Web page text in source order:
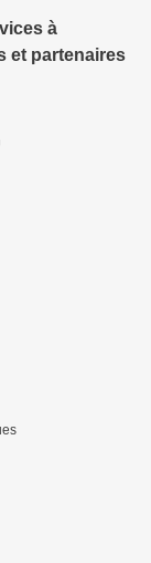
à
et partenaires